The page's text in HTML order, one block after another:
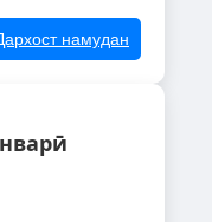
намудан